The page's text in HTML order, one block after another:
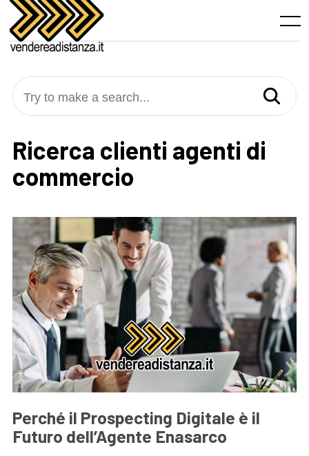
Skip
content
Menu
Try to make a search...
Ricerca clienti agenti di
commercio
Perché il Prospecting Digitale è il
Futuro dell’Agente Enasarco